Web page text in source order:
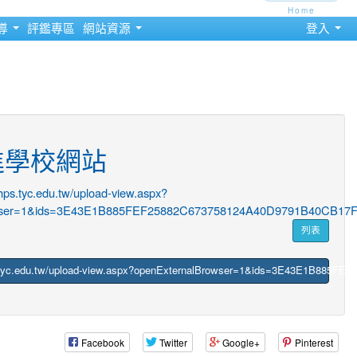
評鑑專區 網站資源 登入
校網站
upload-view.aspx?
列表
upload-
Facebook Twitter Google+ Pinterest
Home